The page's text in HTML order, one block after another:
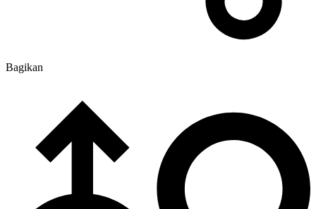
Bagikan